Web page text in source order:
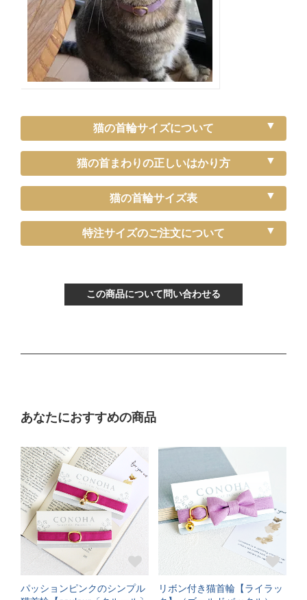
猫の首輪サイズについて
猫の首まわりの正しいはかり方
猫の首輪サイズ表
《特注》Sサイズ（－5cm）
Mサイズ
〔首輪サイズ〕
バックルで18～27cmに調節可能
〔サイズの目安〕
3～5kgの成猫
《特注》Lサイズ（+5cm）
特注サイズのご注文について
この商品について問い合わせる
あなたにおすすめの商品
パッションピンクのシンプル
リボン付き猫首輪【ライラッ